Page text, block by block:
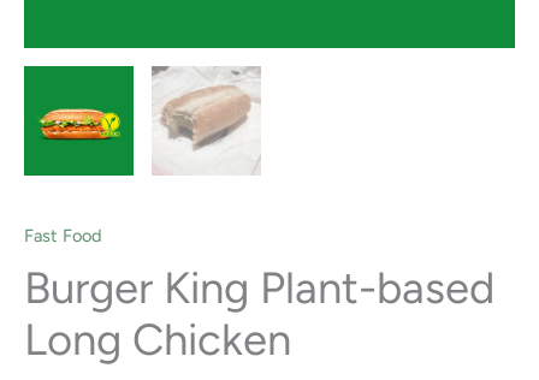
Fast Food
Burger King Plant-based
Long Chicken